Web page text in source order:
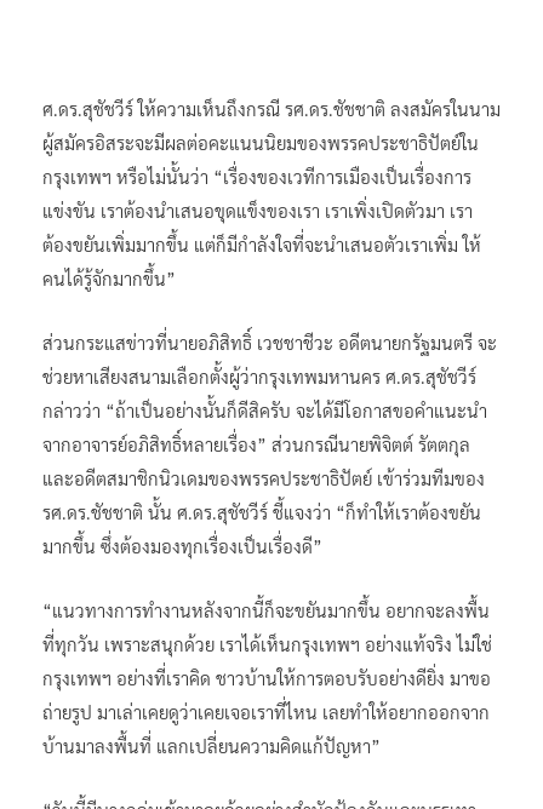
ศ.ดร.สุชัชวีร์ ให้ความเห็นถึงกรณี รศ.ดร.ชัชชาติ ลงสมัครในนาม
ผู้สมัครอิสระจะมีผลต่อคะแนนนิยมของพรรคประชาธิปัตย์ใน
กรุงเทพฯ หรือไม่นั้นว่า “เรื่องของเวทีการเมืองเป็นเรื่องการ
แข่งขัน เราต้องนำเสนอขุดแข็งของเรา เราเพิ่งเปิดตัวมา เรา
ต้องขยันเพิ่มมากขึ้น แต่ก็มีกำลังใจที่จะนำเสนอตัวเราเพิ่ม ให้
คนได้รู้จักมากขึ้น”
ส่วนกระแสข่าวที่นายอภิสิทธิ์ เวชชาชีวะ อดีตนายกรัฐมนตรี จะ
ช่วยหาเสียงสนามเลือกตั้งผู้ว่ากรุงเทพมหานคร ศ.ดร.สุชัชวีร์
กล่าวว่า “ถ้าเป็นอย่างนั้นก็ดีสิครับ จะได้มีโอกาสขอคำแนะนำ
จากอาจารย์อภิสิทธิ์หลายเรื่อง” ส่วนกรณีนายพิจิตต์ รัตตกุล
และอดีตสมาชิกนิวเดมของพรรคประชาธิปัตย์ เข้าร่วมทีมของ
รศ.ดร.ชัชชาติ นั้น ศ.ดร.สุชัชวีร์ ชี้แจงว่า “ก็ทำให้เราต้องขยัน
มากขึ้น ซึ่งต้องมองทุกเรื่องเป็นเรื่องดี”
“แนวทางการทำงานหลังจากนี้ก็จะขยันมากขึ้น อยากจะลงพื้น
ที่ทุกวัน เพราะสนุกด้วย เราได้เห็นกรุงเทพฯ อย่างแท้จริง ไม่ใช่
กรุงเทพฯ อย่างที่เราคิด ชาวบ้านให้การตอบรับอย่างดียิ่ง มาขอ
ถ่ายรูป มาเล่าเคยดูว่าเคยเจอเราที่ไหน เลยทำให้อยากออกจาก
บ้านมาลงพื้นที่ แลกเปลี่ยนความคิดแก้ปัญหา”